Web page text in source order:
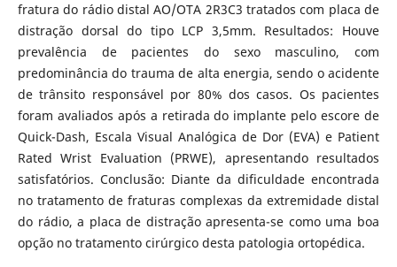
fratura do rádio distal AO/OTA 2R3C3 tratados com placa de
distração dorsal do tipo LCP 3,5mm. Resultados: Houve
prevalência de pacientes do sexo masculino, com
predominância do trauma de alta energia, sendo o acidente
de trânsito responsável por 80% dos casos. Os pacientes
foram avaliados após a retirada do implante pelo escore de
Quick-Dash, Escala Visual Analógica de Dor (EVA) e Patient
Rated Wrist Evaluation (PRWE), apresentando resultados
satisfatórios. Conclusão: Diante da dificuldade encontrada
no tratamento de fraturas complexas da extremidade distal
do rádio, a placa de distração apresenta-se como uma boa
opção no tratamento cirúrgico desta patologia ortopédica.